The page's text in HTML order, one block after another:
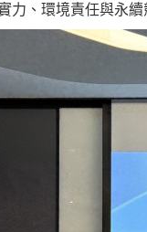
力、環境責任與永